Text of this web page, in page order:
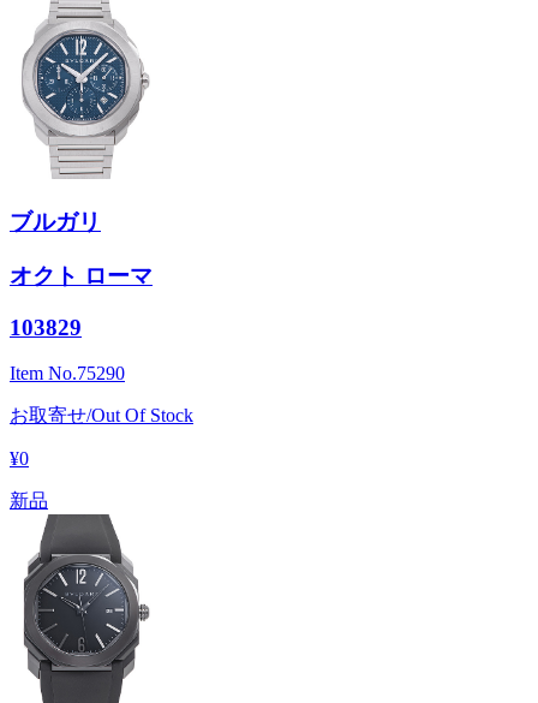
ブルガリ
オクト ローマ
103829
Item No.75290
お取寄せ/Out Of Stock
¥0
新品